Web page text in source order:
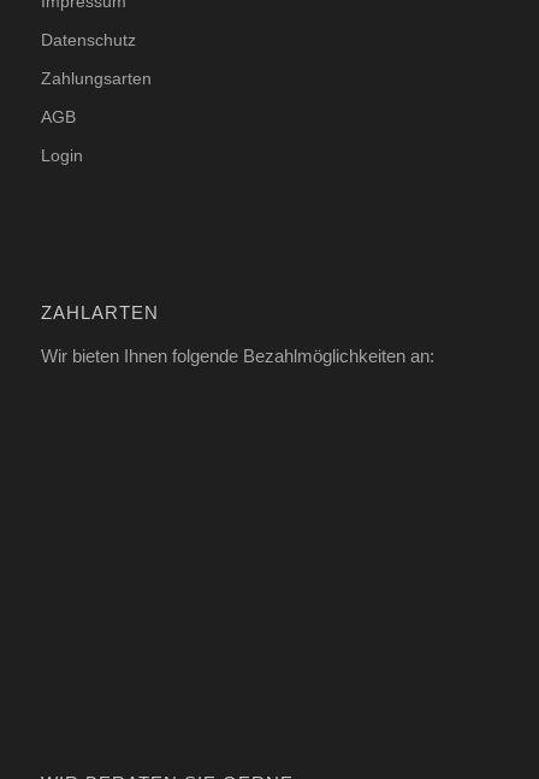
Datenschutz
Zahlungsarten
AGB
Login
ZAHLARTEN
Wir bieten Ihnen folgende Bezahlmöglichkeiten an: